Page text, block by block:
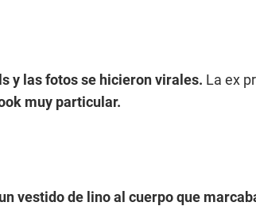
y las fotos se hicieron virales. La ex
muy particular.
vestido de lino al cuerpo que